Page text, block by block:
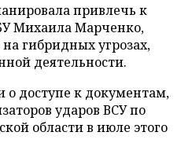
привлечь к
Михаила Марченко,
гибридных угрозах,
деятельности.
о доступе к документам,
ударов ВСУ по
области в июле этого